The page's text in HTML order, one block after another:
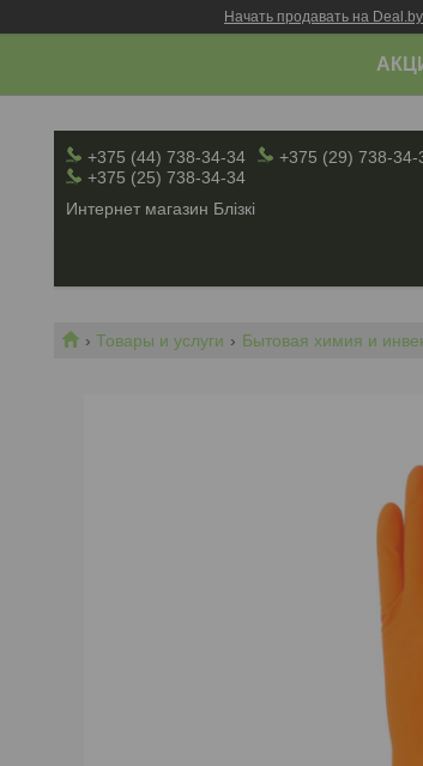
Начать продавать на Deal.by
+375 (44) 738-34-34
+375 (29) 738-34-
+375 (25) 738-34-34
Интернет магазин Блiзкi
Товары и услуги Бытовая химия и